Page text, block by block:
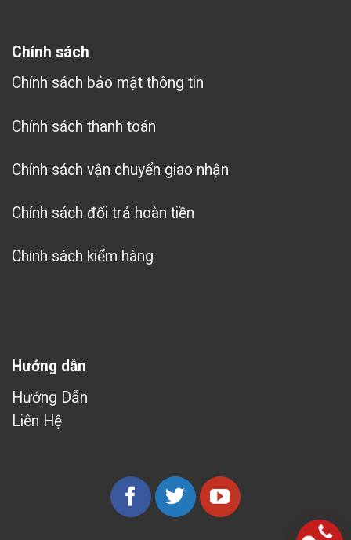
Chính sách
Chính sách bảo mật thông tin
Chính sách thanh toán
Chính sách vận chuyển giao nhận
Chính sách đổi trả hoàn tiền
Chính sách kiểm hàng
Hướng dẫn
Hướng Dẫn
Liên Hệ